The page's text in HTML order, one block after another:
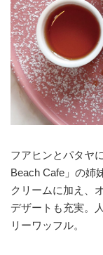
フアヒンとパタヤ
Beach Cafe」の姉
クリームに加え、
デザートも充実。
リーワッフル。